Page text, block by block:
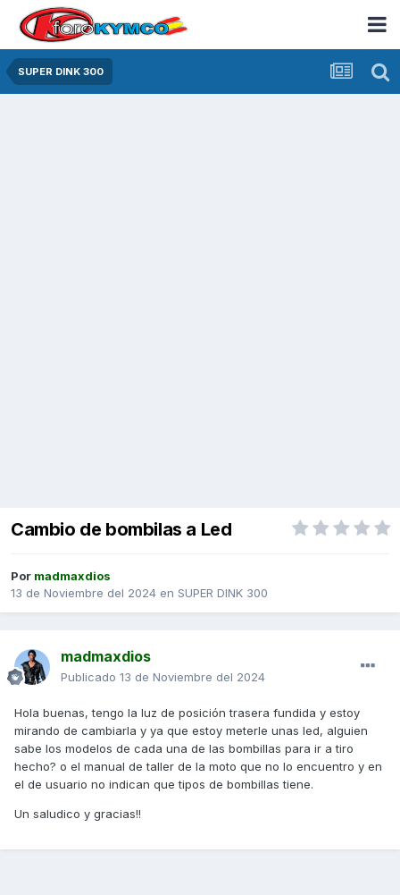
SUPER DINK 300
Cambio de bombilas a Led
Por madmaxdios
13 de Noviembre del 2024 en SUPER DINK 300
madmaxdios
Publicado 13 de Noviembre del 2024
Hola buenas, tengo la luz de posición trasera fundida y estoy
mirando de cambiarla y ya que estoy meterle unas led, alguien
sabe los modelos de cada una de las bombillas para ir a tiro
hecho? o el manual de taller de la moto que no lo encuentro y en
el de usuario no indican que tipos de bombillas tiene.
Un saludico y gracias!!